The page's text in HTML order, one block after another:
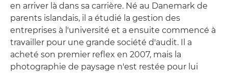
en arriver là dans sa carrière. Né au Danemark de
parents islandais, il a étudié la gestion des
entreprises à l'université et a ensuite commencé à
travailler pour une grande société d'audit. Il a
acheté son premier reflex en 2007, mais la
photographie de paysage n'est restée pour lui